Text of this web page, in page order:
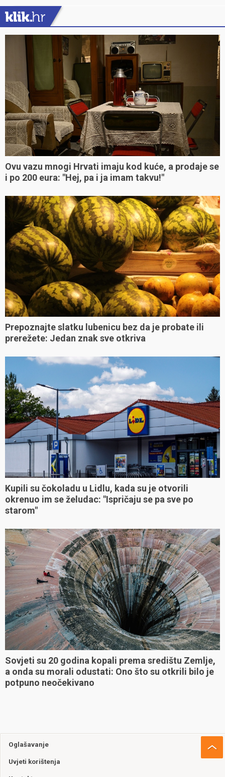
Ovu vazu mnogi Hrvati imaju kod kuće, a prodaje se
i po 200 eura: "Hej, pa i ja imam takvu!"
Prepoznajte slatku lubenicu bez da je probate ili
prerežete: Jedan znak sve otkriva
Kupili su čokoladu u Lidlu, kada su je otvorili
okrenuo im se želudac: "Ispričaju se pa sve po
starom"
Sovjeti su 20 godina kopali prema središtu Zemlje,
a onda su morali odustati: Ono što su otkrili bilo je
potpuno neočekivano
Oglašavanje
Uvjeti korištenja